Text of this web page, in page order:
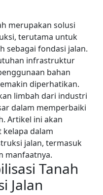
merupakan solusi
terutama untuk
sebagai fondasi jalan.
infrastruktur
bahan
diperhatikan.
limbah dari industri
dalam memperbaiki
Artikel ini akan
dalam
jalan, termasuk
manfaatnya.
Tanah
Jalan